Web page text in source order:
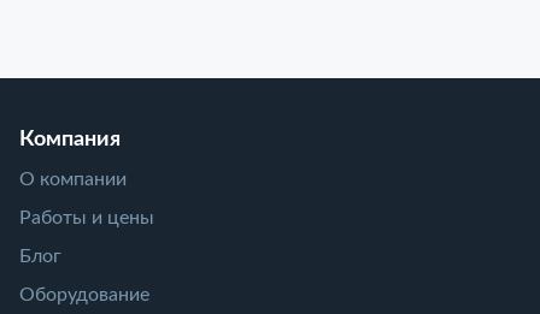
Компания
О компании
Работы и цены
Блог
Оборудование